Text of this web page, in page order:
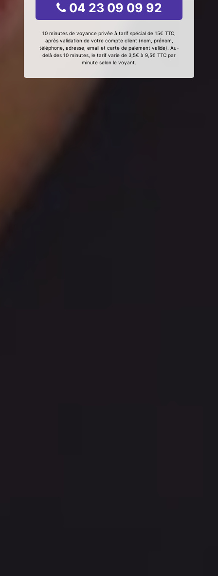
04 23 09 09 92
10 minutes de voyance privée à tarif spécial de 15€ TTC,
après validation de votre compte client (nom, prénom,
téléphone, adresse, email et carte de paiement valide). Au-
delà des 10 minutes, le tarif varie de 3,5€ à 9,5€ TTC par
minute selon le voyant.